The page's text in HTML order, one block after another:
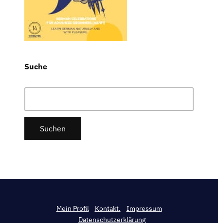
Suche
Mein Profil Kontakt.
Impressum
Datenschutzerklärung